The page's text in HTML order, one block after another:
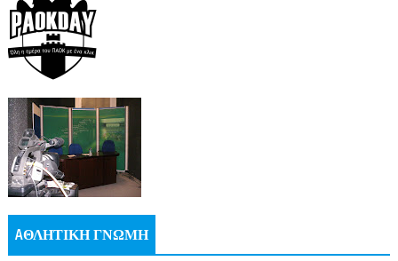
AΘΛΗΤΙΚΗ ΓΝΩΜΗ